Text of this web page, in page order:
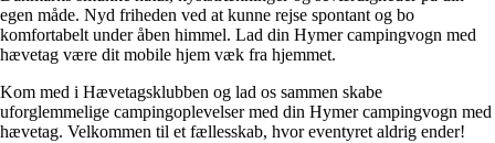
egen måde. Nyd friheden ved at kunne rejse spontant og bo
komfortabelt under åben himmel. Lad din Hymer campingvogn med
hævetag være dit mobile hjem væk fra hjemmet.
Kom med i Hævetagsklubben og lad os sammen skabe
uforglemmelige campingoplevelser med din Hymer campingvogn med
hævetag. Velkommen til et fællesskab, hvor eventyret aldrig ender!